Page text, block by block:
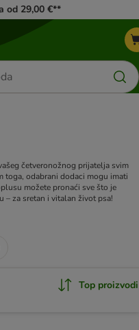
od 29,00 €**
četveronožnog prijatelja svim
toga, odabrani dodaci mogu imati
možete pronaći sve što je
– za sretan i vitalan život psa!
Top proizvodi